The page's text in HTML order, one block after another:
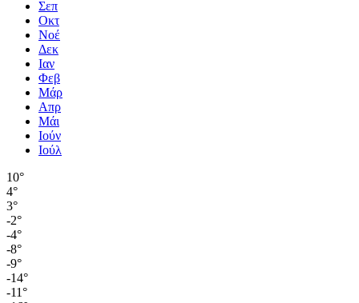
Σεπ
Οκτ
Νοέ
Δεκ
Ιαν
Φεβ
Μάρ
Απρ
Μάι
Ιούν
Ιούλ
10°
4°
3°
-2°
-4°
-8°
-9°
-14°
-11°